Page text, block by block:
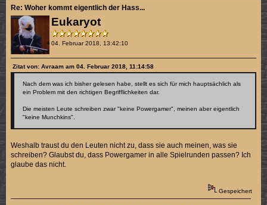
Eukaryot
04. Februar 2018, 13:42:10
Re: Woher kommt eigentlich der Hass...
Zitat von: Avraam am 04. Februar 2018, 11:14:58
Nach dem was ich bisher gelesen habe, stellt es sich für mich hauptsächlich als
ein Problem mit den richtigen Begrifflichkeiten dar.
Die meisten Leute schreiben zwar "keine Powergamer", meinen aber eigentlich
"keine Munchkins".
Weshalb traust du den Leuten nicht zu, dass sie auch meinen, was sie
schreiben? Glaubst du, dass Powergamer in alle Spielrunden passen? Ich
glaube das nicht.
Gespeichert